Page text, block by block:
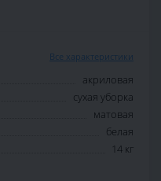
Все характеристики
акриловая
сухая уборка
матовая
белая
14 кг